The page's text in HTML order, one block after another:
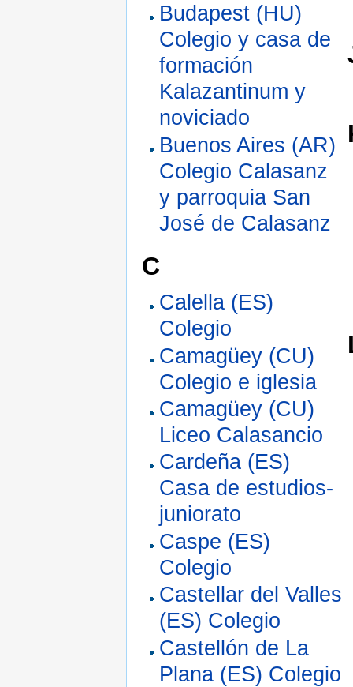
Budapest (HU)
Colegio y casa de
formación
Kalazantinum y
noviciado
Buenos Aires (AR)
Colegio Calasanz
y parroquia San
José de Calasanz
C
Calella (ES)
Colegio
Camagüey (CU)
Colegio e iglesia
Camagüey (CU)
Liceo Calasancio
Cardeña (ES)
Casa de estudios-
juniorato
Caspe (ES)
Colegio
Castellar del Valles
(ES) Colegio
Castellón de La
Plana (ES) Colegio